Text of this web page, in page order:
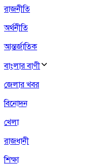
রাজনীতি
অর্থনীতি
আন্তর্জাতিক
বাংলার বাণী
জেলার খবর
বিনোদন
খেলা
রাজধানী
শিক্ষা